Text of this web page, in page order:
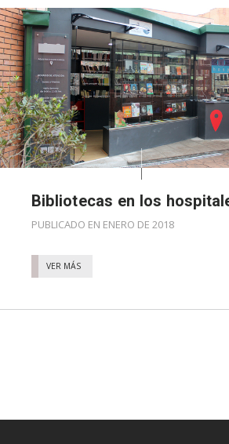
Bibliotecas en los
PUBLICADO EN ENERO DE 2018
VER MÁS